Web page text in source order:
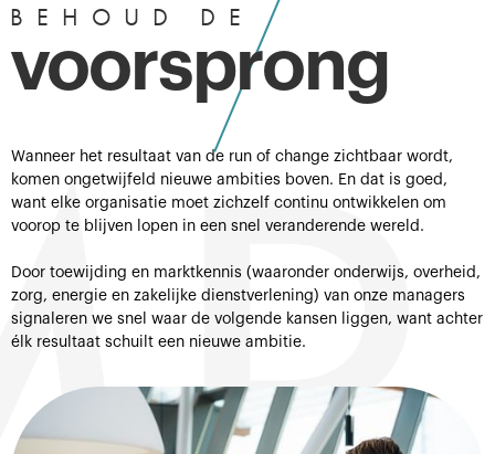
BEHOUD DE
voorsprong
Wanneer het resultaat van de run of change zichtbaar wordt,
komen ongetwijfeld nieuwe ambities boven. En dat is goed,
want elke organisatie moet zichzelf continu ontwikkelen om
voorop te blijven lopen in een snel veranderende wereld.
Door toewijding en marktkennis (waaronder onderwijs, overheid,
zorg, energie en zakelijke dienstverlening) van onze managers
signaleren we snel waar de volgende kansen liggen, want achter
élk resultaat schuilt een nieuwe ambitie.